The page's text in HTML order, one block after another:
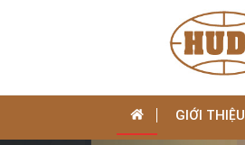
GIỚI THIỆU